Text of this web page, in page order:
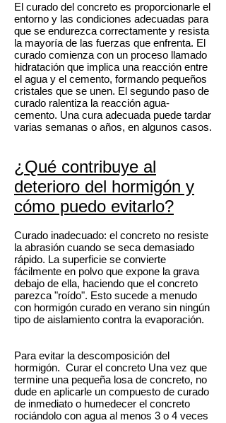
El curado del concreto es proporcionarle el
entorno y las condiciones adecuadas para
que se endurezca correctamente y resista
la mayoría de las fuerzas que enfrenta. El
curado comienza con un proceso llamado
hidratación que implica una reacción entre
el agua y el cemento, formando pequeños
cristales que se unen. El segundo paso de
curado ralentiza la reacción agua-
cemento. Una cura adecuada puede tardar
varias semanas o años, en algunos casos.
¿Qué contribuye al
deterioro del hormigón y
cómo puedo evitarlo?
Curado inadecuado: el concreto no resiste
la abrasión cuando se seca demasiado
rápido. La superficie se convierte
fácilmente en polvo que expone la grava
debajo de ella, haciendo que el concreto
parezca "roído". Esto sucede a menudo
con hormigón curado en verano sin ningún
tipo de aislamiento contra la evaporación.
Para evitar la descomposición del
hormigón. Curar el concreto Una vez que
termine una pequeña losa de concreto, no
dude en aplicarle un compuesto de curado
de inmediato o humedecer el concreto
rociándolo con agua al menos 3 o 4 veces